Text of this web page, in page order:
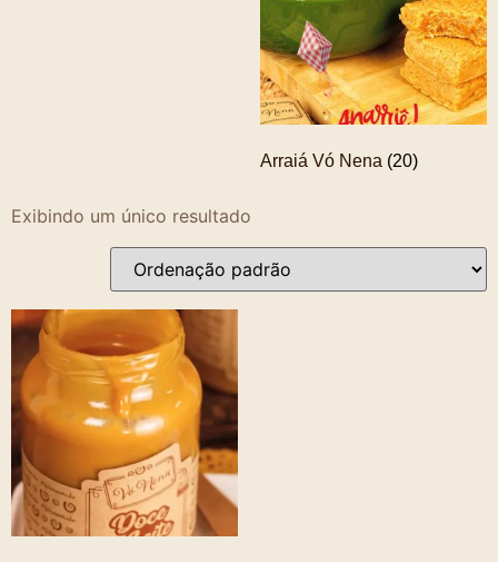
Arraiá Vó Nena (20)
Exibindo um único resultado